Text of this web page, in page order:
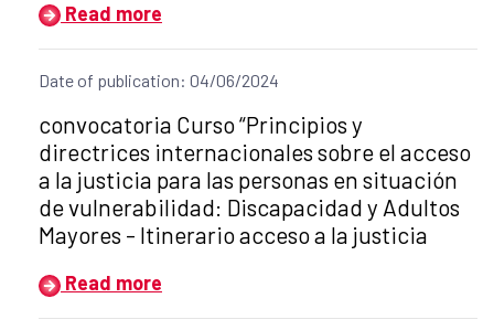
Read more
Date of publication: 04/06/2024
Title of the announcement:
convocatoria Curso “Principios y
directrices internacionales sobre el acceso
a la justicia para las personas en situación
de vulnerabilidad: Discapacidad y Adultos
Mayores - Itinerario acceso a la justicia
Read more